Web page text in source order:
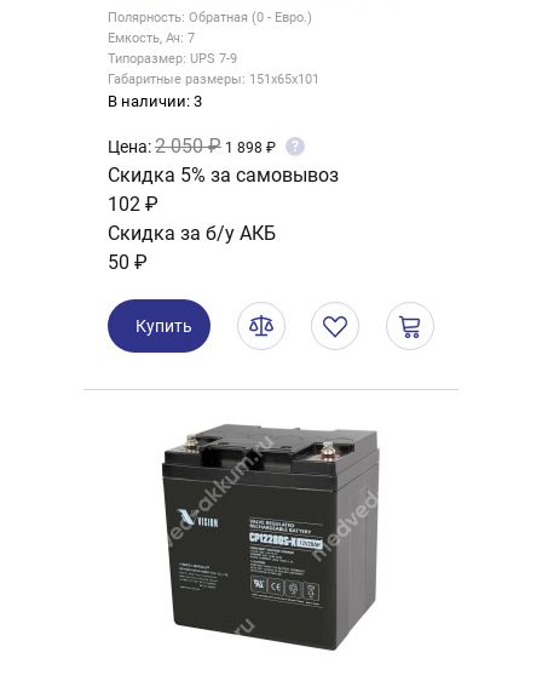
Полярность: Обратная (0 - Евро.)
Емкость, Ач: 7
Типоразмер: UPS 7-9
Габаритные размеры: 151x65x101
В наличии: 3
Цена:2 050 ₽ 1 898 ₽ ?
Скидка 5% за самовывоз
102 ₽
Скидка за б/у АКБ
50 ₽
Купить